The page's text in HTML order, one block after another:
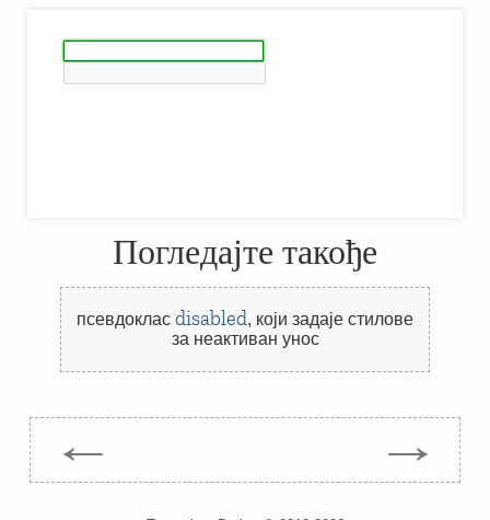
Погледајте такође
псевдоклас disabled, који задаје стилове
за неактиван унос
← →